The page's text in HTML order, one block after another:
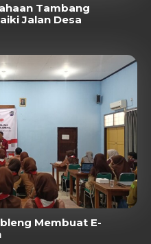
Tambang
Jalan Desa
Membuat E-